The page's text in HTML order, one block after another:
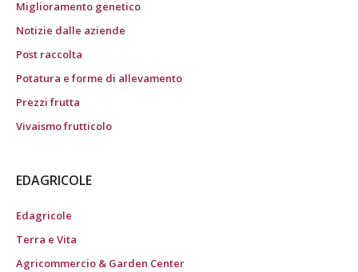
Miglioramento genetico
Notizie dalle aziende
Post raccolta
Potatura e forme di allevamento
Prezzi frutta
Vivaismo frutticolo
EDAGRICOLE
Edagricole
Terra e Vita
Agricommercio & Garden Center